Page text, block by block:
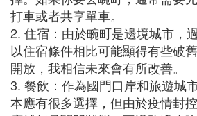
打車或者共享單車。
2. 住宿：由於畹町是邊境城市，
以住宿條件相比可能顯得有些破
開放，我相信未來會有所改善。
3. 餐飲：作為國門口岸和旅遊城
本應有很多選擇，但由於疫情封